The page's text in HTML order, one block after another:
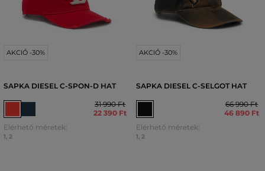
AKCIÓ -30%
SAPKA DIESEL C-SPON-D HAT
31 990 Ft
22 390 Ft
Elérhető méretek:
1, 2
AKCIÓ -30%
SAPKA DIESEL C-SELGOT HAT
66 990 Ft
46 890 Ft
Elérhető méretek:
1, 2